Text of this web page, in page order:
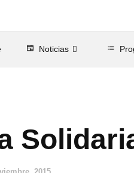
newspaper Noticias list